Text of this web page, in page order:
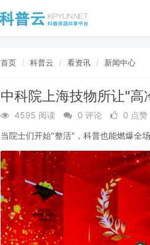
首页 科普云 看资讯 新闻中心
中科院上海技物所让"
4595 阅读 0 评论
0 点赞
当院士们开始"整活"，科普也能燃爆全场